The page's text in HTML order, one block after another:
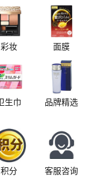
彩妆 面膜
卫生巾 品牌精选
积分 客服咨询